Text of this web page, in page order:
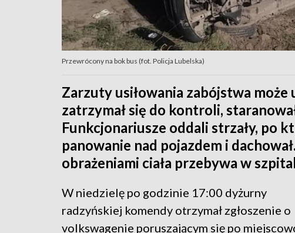
Przewrócony na bok bus (fot. Policja Lubelska)
Zarzuty usiłowania zabójstwa
zatrzymał się do kontroli,
Funkcjonariusze oddali strzały, po
panowanie nad pojazdem i
obrażeniami ciała przebywa w
W niedzielę po godzinie 17:00 dyżurny
radzyńskiej komendy otrzymał zgłoszenie o
volkswagenie poruszającym się po